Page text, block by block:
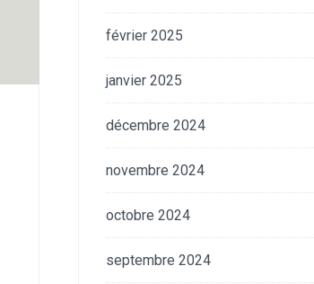
février 2025
janvier 2025
décembre 2024
novembre 2024
octobre 2024
septembre 2024